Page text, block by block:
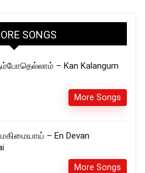
SONGS
– Kan Kalangum
More Songs
– En Devan
More Songs